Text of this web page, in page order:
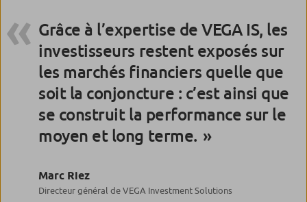
Grâce à l’expertise de VEGA IS, les
investisseurs restent exposés sur
les marchés financiers quelle que
soit la conjoncture : c’est ainsi que
se construit la performance sur le
moyen et long terme.
Marc Riez
Directeur général de VEGA Investment Solutions